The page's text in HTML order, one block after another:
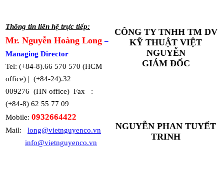
Thông tin liên hệ trực tiếp:
Mr. Nguyễn Hoàng Long–
Managing Director
Tel: (+84-8).66 570 570 (HCM
office) | (+84-24).32
009276 (HN office) Fax :
(+84-8) 62 55 77 09
Mobile: 0932664422
Mail: long@vietnguyenco.vn
info@vietnguyenco.vn
CÔNG TY TNHH TM DV
KỸ THUẬT VIỆT
NGUYỄN
GIÁM ĐỐC
NGUYỄN PHAN TUYẾT
TRINH